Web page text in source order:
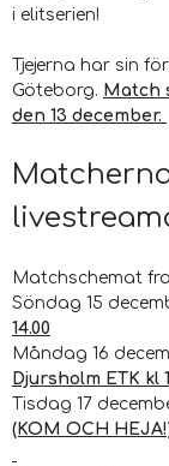
i elitserien!
Tjejerna har sin
Göteborg. Match
den 13 december.
Matchschemat
Söndag 15
14.00
Måndag 16
Djursholm ETK kl
Tisdag 17
(KOM OCH